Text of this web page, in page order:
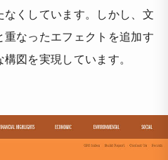
くしています。しかし、文
なったエフェクトを追加す
図を実現しています。